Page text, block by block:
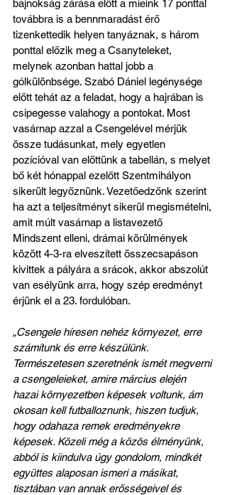
bajnokság zárása előtt a mieink 17 ponttal
továbbra is a bennmaradást érő
tizenkettedik helyen tanyáznak, s három
ponttal előzik meg a Csanyteleket,
melynek azonban hattal jobb a
gólkülönbsége. Szabó Dániel legénysége
előtt tehát az a feladat, hogy a hajrában is
csipegesse valahogy a pontokat. Most
vasárnap azzal a Csengelével mérjük
össze tudásunkat, mely egyetlen
pozícióval van előttünk a tabellán, s melyet
bő két hónappal ezelőtt Szentmihályon
sikerült legyőznünk. Vezetőedzőnk szerint
ha azt a teljesítményt sikerül megismételni,
amit múlt vasárnap a listavezető
Mindszent elleni, drámai körülmények
között 4-3-ra elveszített összecsapáson
kivittek a pályára a srácok, akkor abszolút
van esélyünk arra, hogy szép eredményt
érjünk el a 23. fordulóban.
„Csengele híresen nehéz környezet, erre
számítunk és erre készülünk.
Természetesen szeretnénk ismét megverni
a csengeleieket, amire március elején
hazai környezetben képesek voltunk, ám
okosan kell futballoznunk, hiszen tudjuk,
hogy odahaza remek eredményekre
képesek. Közeli még a közös élményünk,
abból is kiindulva úgy gondolom, mindkét
együttes alaposan ismeri a másikat,
tisztában van annak erősségeivel és